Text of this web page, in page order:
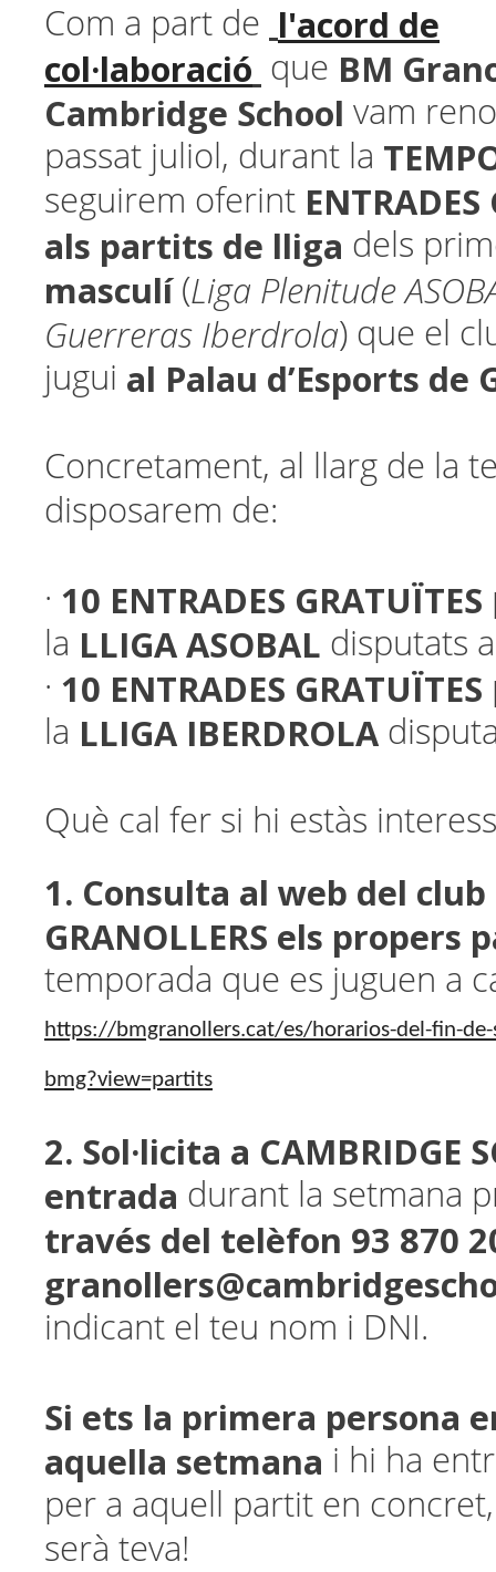
Com a part de l'acord de
col·laboració que BM
Cambridge School vam
passat juliol, durant la
seguirem oferint
als partits de lliga dels
masculí (Liga Plenitude
Guerreras Iberdrola) que el
jugui al Palau d’Esports de
Concretament, al llarg de la
disposarem de:
· 10 ENTRADES GRATUÏTES
la LLIGA ASOBAL disputats
· 10 ENTRADES GRATUÏTES
la LLIGA IBERDROLA
Què cal fer si hi estàs
1. Consulta al web del club
GRANOLLERS els propers
temporada que es juguen a
https://bmgranollers.cat/es/horarios-del-fin-de-
bmg?view=partits
2. Sol·licita a CAMBRIDGE
entrada durant la setmana
través del telèfon 93 870
indicant el teu nom i DNI.
Si ets la primera persona
aquella setmana i hi ha
per a aquell partit en
serà teva!